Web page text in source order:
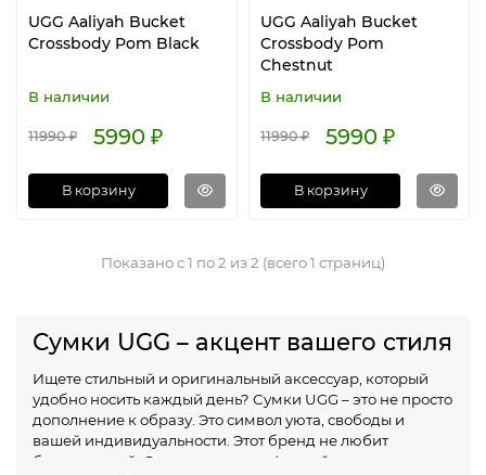
UGG Aaliyah Bucket
Crossbody Pom Black
В наличии
11990 ₽ 5990 ₽
В корзину
UGG Aaliyah Bucket
Crossbody Pom
Chestnut
В наличии
11990 ₽ 5990 ₽
В корзину
Показано с 1 по 2 из 2 (всего 1 страниц)
Сумки UGG – акцент вашего стиля
Ищете стильный и оригинальный аксессуар, который
удобно носить каждый день? Сумки UGG – это не просто
дополнение к образу. Это символ уюта, свободы и
вашей индивидуальности. Этот бренд не любит
банальностей. Он сочетает калифорнийскую легкость с